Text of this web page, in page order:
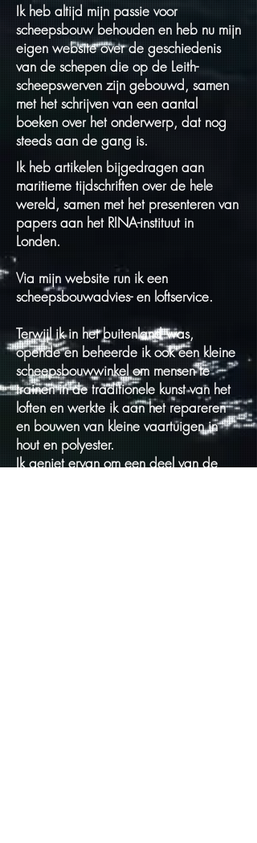
Ik heb altijd mijn passie voor
scheepsbouw behouden en heb nu mijn
eigen website over de geschiedenis
van de schepen die op de Leith-
scheepswerven zijn gebouwd, samen
met het schrijven van een aantal
boeken over het onderwerp, dat nog
steeds aan de gang is.
Ik heb artikelen bijgedragen aan
maritieme tijdschriften over de hele
wereld, samen met het presenteren van
papers aan het RINA-instituut in
Londen.
Via mijn website run ik een
scheepsbouwadvies- en loftservice.
Terwijl ik in het buitenland was,
opende en beheerde ik ook een kleine
scheepsbouwwinkel om mensen te
trainen in de traditionele kunst van het
loften en werkte ik aan het repareren
en bouwen van kleine vaartuigen in
hout en polyester.
Ik geniet ervan om een deel van de